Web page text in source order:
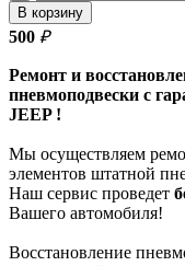
В корзину
500 ₽
Ремонт и
пневмоподвески с
JEEP !
Мы осуществляем
элементов штатной
Наш сервис проведет
Вашего автомобиля!
Восстановление